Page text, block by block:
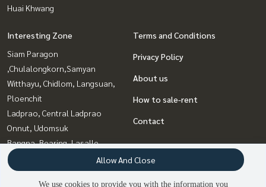
Huai Khwang
Interesting Zone
Siam Paragon
,Chulalongkorn,Samyan
Witthayu, Chidlom, Langsuan,
Ploenchit
Ladprao, Central Ladprao
Onnut, Udomsuk
Bangna, Bearing, Lasalle
Sukhumvit, Asoke, Thonglor
Rama9, Petchburi, RCA
Terms and Conditions
Privacy Policy
About us
How to sale-rent
Contact
We use cookies to provide you with the information you
Allow And Close